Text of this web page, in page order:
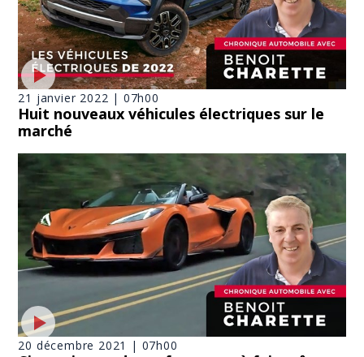
21 janvier 2022 | 07h00
Huit nouveaux véhicules électriques sur le
marché
20 décembre 2021 | 07h00